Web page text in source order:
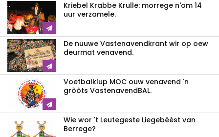
Kriebel Krabbe Krulle: morrege n'om 14
uur verzamele.
De nuuwe Vastenavendkrant wir op oew
deurmat venavend.
Voetbalklup MOC ouw venavend 'n
gròòts VastenavendBAL.
Wie wor 't Leutegeste Liegebéést van
Berrege?